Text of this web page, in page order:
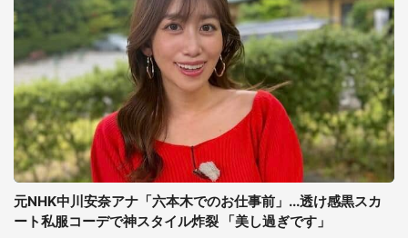
元NHK中川安奈アナ「六本木でのお仕事前」...透け感黒スカ
ート私服コーデで神スタイル炸裂 「美し過ぎです」